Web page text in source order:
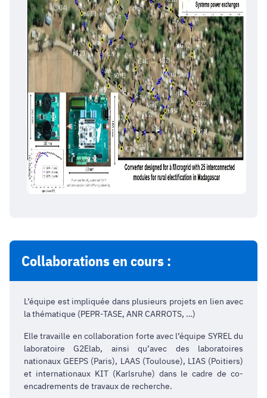
Collaborations en cours :
L’équipe est impliquée dans plusieurs projets en lien avec
la thématique (PEPR-TASE, ANR CARROTS, …)
Elle travaille en collaboration forte avec l’équipe SYREL du
laboratoire G2Elab, ainsi qu’avec des laboratoires
nationaux GEEPS (Paris), LAAS (Toulouse), LIAS (Poitiers)
et internationaux KIT (Karlsruhe) dans le cadre de co-
encadrements de travaux de recherche.